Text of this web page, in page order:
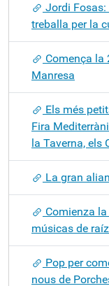
Jordi Fosas:
treballa per la
Comença la
Manresa
Els més
Fira
la Taverna, els
La gran
Comienza
músicas de
Pop per
nous de